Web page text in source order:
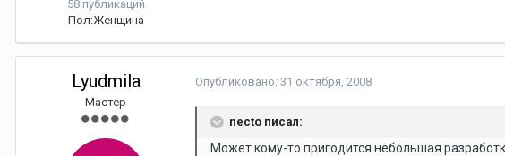
58 публикаций
Пол:Женщина
Lyudmila
Мастер
Опубликовано: 31 октября, 2008
necto писал:
Может кому-то пригодится небольшая